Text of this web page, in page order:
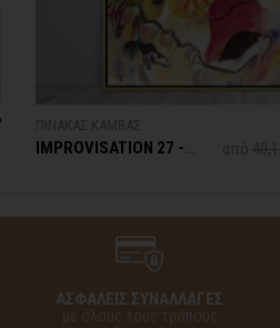
IMPROVISATION 27 -
ΑΣΦΑΛΕΙΣ ΣΥΝΑΛΛΑΓΕΣ
με όλους τους τρόπους